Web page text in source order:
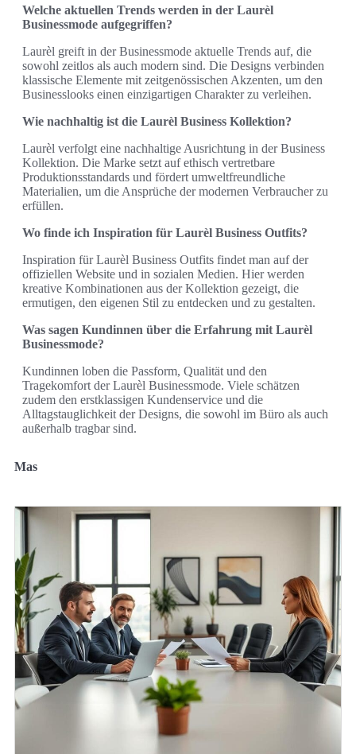
Welche aktuellen Trends werden in der Laurèl
Businessmode aufgegriffen?
Laurèl greift in der Businessmode aktuelle Trends auf, die
sowohl zeitlos als auch modern sind. Die Designs verbinden
klassische Elemente mit zeitgenössischen Akzenten, um den
Businesslooks einen einzigartigen Charakter zu verleihen.
Wie nachhaltig ist die Laurèl Business Kollektion?
Laurèl verfolgt eine nachhaltige Ausrichtung in der Business
Kollektion. Die Marke setzt auf ethisch vertretbare
Produktionsstandards und fördert umweltfreundliche
Materialien, um die Ansprüche der modernen Verbraucher zu
erfüllen.
Wo finde ich Inspiration für Laurèl Business Outfits?
Inspiration für Laurèl Business Outfits findet man auf der
offiziellen Website und in sozialen Medien. Hier werden
kreative Kombinationen aus der Kollektion gezeigt, die
ermutigen, den eigenen Stil zu entdecken und zu gestalten.
Was sagen Kundinnen über die Erfahrung mit Laurèl
Businessmode?
Kundinnen loben die Passform, Qualität und den
Tragekomfort der Laurèl Businessmode. Viele schätzen
zudem den erstklassigen Kundenservice und die
Alltagstauglichkeit der Designs, die sowohl im Büro als auch
außerhalb tragbar sind.
Mas